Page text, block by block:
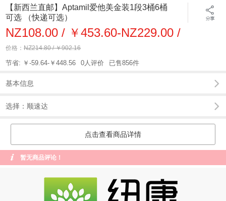
【新西兰直邮】Aptamil爱他美金装1段3桶6桶
可选 （快递可选）
NZ108.00 / ￥453.60-NZ229.00 /
￥961.80
价格：NZ214.80 / ￥902.16
节省: ￥-59.64-￥448.56 0人评价 已售856件
基本信息
选择：顺速达
点击查看商品详情
暂无商品评论！